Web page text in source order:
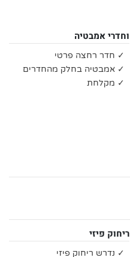
וחדרי אמבטיה
✓ חדר רחצה פרטי
✓ אמבטיה בחלק מהחדרים
✓ מקלחת
ריחוק פיזי
✓ נדרש ריחוק פיזי